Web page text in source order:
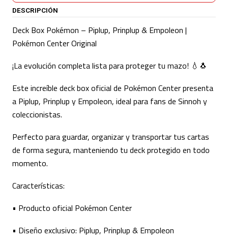
DESCRIPCIÓN
Deck Box Pokémon – Piplup, Prinplup & Empoleon |
Pokémon Center Original
¡La evolución completa lista para proteger tu mazo! 💧🐧
Este increíble deck box oficial de Pokémon Center presenta
a Piplup, Prinplup y Empoleon, ideal para fans de Sinnoh y
coleccionistas.
Perfecto para guardar, organizar y transportar tus cartas
de forma segura, manteniendo tu deck protegido en todo
momento.
Características:
• Producto oficial Pokémon Center
• Diseño exclusivo: Piplup, Prinplup & Empoleon